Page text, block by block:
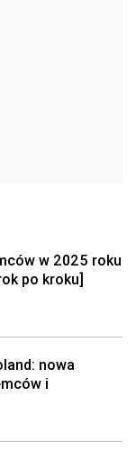
w 2025 roku
po kroku]
nowa
i